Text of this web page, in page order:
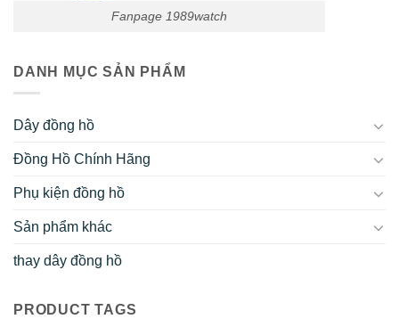
Fanpage 1989watch
DANH MỤC SẢN PHẨM
Dây đồng hồ
Đồng Hồ Chính Hãng
Phụ kiện đồng hồ
Sản phẩm khác
thay dây đồng hồ
PRODUCT TAGS